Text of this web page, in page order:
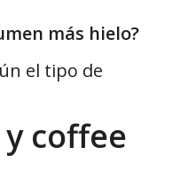
más hielo?
el tipo de
coffee